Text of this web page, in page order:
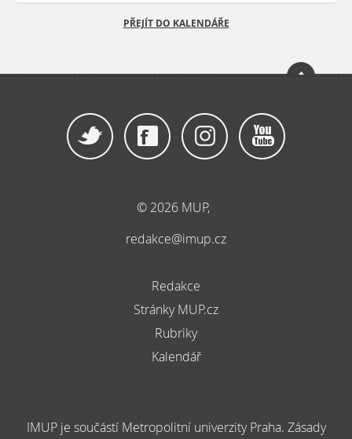
PŘEJÍT DO KALENDÁŘE
© 2026 MUP,
redakce@imup.cz
Redakce
Stránky MUP.cz
Rubriky
Kalendář
IMUP je součástí Metropolitní univerzity Praha. Zásady